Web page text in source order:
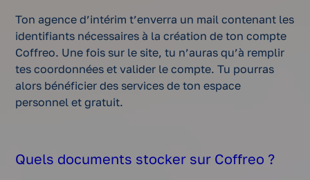
Ton agence d’intérim t’enverra un mail contenant les
identifiants nécessaires à la création de ton compte
Coffreo. Une fois sur le site, tu n’auras qu’à remplir
tes coordonnées et valider le compte. Tu pourras
alors bénéficier des services de ton espace
personnel et gratuit.
Quels documents stocker sur Coffreo ?